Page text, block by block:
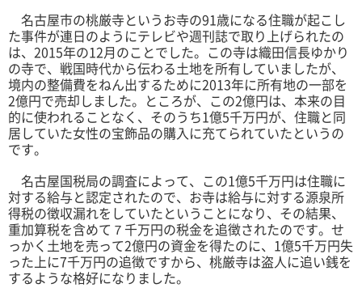
名古屋市の桃厳寺というお寺の91歳になる住職が起こし
た事件が連日のようにテレビや週刊誌で取り上げられたの
は、2015年の12月のことでした。この寺は織田信長ゆかり
の寺で、戦国時代から伝わる土地を所有していましたが、
境内の整備費をねん出するために2013年に所有地の一部を
2億円で売却しました。ところが、この2億円は、本来の目
的に使われることなく、そのうち1億5千万円が、住職と同
居していた女性の宝飾品の購入に充てられていたというの
です。
名古屋国税局の調査によって、この1億5千万円は住職に
対する給与と認定されたので、お寺は給与に対する源泉所
得税の徴収漏れをしていたということになり、その結果、
重加算税を含めて７千万円の税金を追徴されたのです。せ
っかく土地を売って2億円の資金を得たのに、1億5千万円失
った上に7千万円の追徴ですから、桃厳寺は盗人に追い銭を
するような格好になりました。